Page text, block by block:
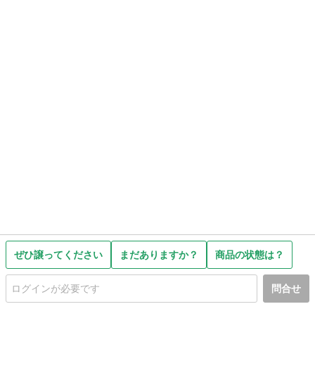
ぜひ譲ってください まだありますか？ 商品の状態は？
問合せ